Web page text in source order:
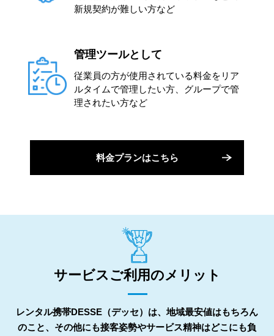
新規契約が難しい方など
管理ツールとして
従業員の方が使用されている料金をリア
ルタイムで管理したい方、グループで管
理されたい方など
料金プランはこちら
サービスご利用のメリット
レンタル携帯DESSE（デッセ）は、地域最安値はもちろん
のこと、その他にも接客姿勢やサービス精神はどこにも負